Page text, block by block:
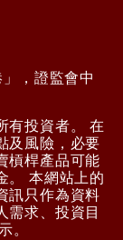
，證監會中
有投資者。 在
及風險，必要
槓桿產品可能
。 本網站上的
訊只作為資料
需求、投資目
。